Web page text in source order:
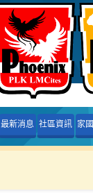
最新消息 社區資訊 家